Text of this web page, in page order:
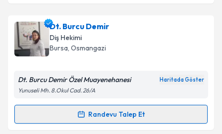
Dt. Burcu Demir
Diş Hekimi
Bursa, Osmangazi
Dt. Burcu Demir Özel Muayenehanesi Haritada Göster
Yunuseli Mh. 8.Okul Cad. 26/A
Randevu Talep Et
Randevu Takvimi Talebi